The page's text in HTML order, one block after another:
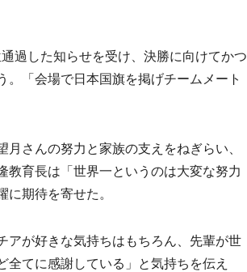
過した知らせを受け、決勝に向けてかつ
「会場で日本国旗を掲げチームメート
さんの努力と家族の支えをねぎらい、
教育長は「世界一というのは大変な努力
期待を寄せた。
が好きな気持ちはもちろん、先輩が世
てに感謝している」と気持ちを伝え